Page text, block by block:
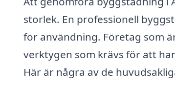
storlek. En professionell
för användning. Företag som
verktygen som krävs för att
Här är några av de